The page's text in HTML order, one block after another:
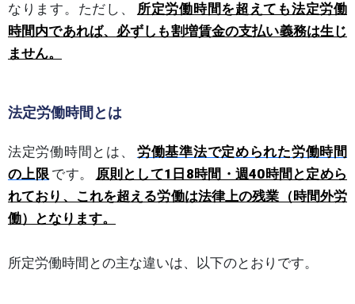
なります。ただし、
所定労働時間を超えても法定労働
時間内であれば、必ずしも割増賃金の支払い義務は生じ
ません。
法定労働時間とは
法定労働時間とは、
労働基準法で定められた労働時間
の上限 です。
原則として1日8時間・週40時間と定めら
れており、これを超える労働は法律上の残業（時間外労
働）となります。
所定労働時間との主な違いは、以下のとおりです。